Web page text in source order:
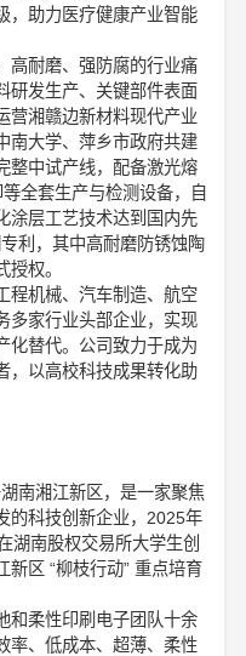
，助力医疗健康产业智能
高耐磨、强防腐的行业痛
研发生产、关键部件表面
营湘赣边新材料现代产业
南大学、萍乡市政府共建
整中试产线，配备激光熔
全套生产与检测设备，自
涂层工艺技术达到国内先
利，其中高耐磨防锈蚀陶
权。
程机械、汽车制造、航空
多家行业头部企业，实现
化替代。公司致力于成为
，以高校科技成果转化助
南湘江新区，是一家聚焦
的科技创新企业，2025年
湖南股权交易所大学生创
区 “柳枝行动” 重点培育
和柔性印刷电子团队十余
率、低成本、超薄、柔性